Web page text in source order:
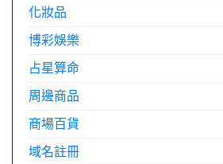
化妝品
博彩娛樂
占星算命
周邊商品
商場百貨
域名註冊